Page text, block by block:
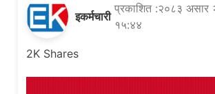
इकर्मचारी
प्रकाशित :२०८३ असार
१५:४४
2K Shares